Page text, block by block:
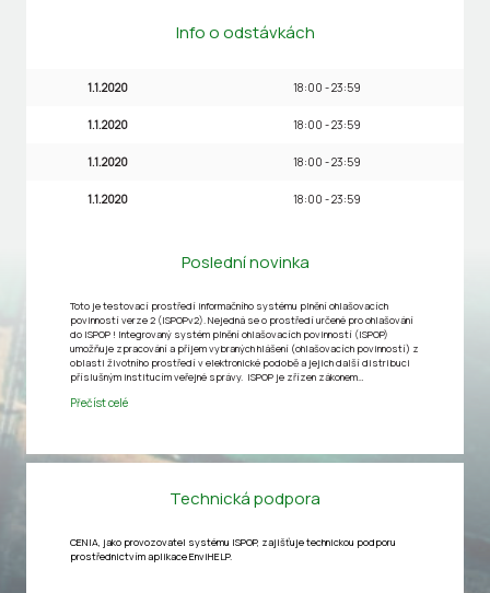
Info o odstávkách
1.1.2020 18:00 - 23:59
1.1.2020 18:00 - 23:59
1.1.2020 18:00 - 23:59
1.1.2020 18:00 - 23:59
Poslední novinka
Toto je testovací prostředí informačního systému plnění ohlašovacích
povinností verze 2 (ISPOPv2). Nejedná se o prostředí určené pro ohlašování
do ISPOP ! Integrovaný systém plnění ohlašovacích povinností (ISPOP)
umožňuje zpracování a příjem vybraných hlášení (ohlašovacích povinností) z
oblasti životního prostředí v elektronické podobě a jejich další distribuci
příslušným institucím veřejné správy. ISPOP je zřízen zákonem…
Přečíst celé
Technická podpora
CENIA, jako provozovatel systému ISPOP, zajišťuje technickou podporu
prostřednictvím aplikaceEnviHELP.